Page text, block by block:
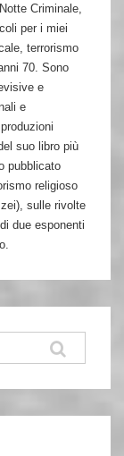
Criminale,
per i miei
terrorismo
70. Sono
e
e
suo libro più
pubblicato
religioso
sulle rivolte
due esponenti